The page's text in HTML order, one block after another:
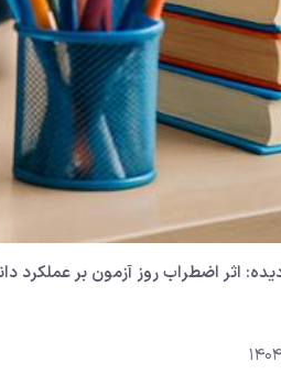
اثر اضطراب روز آزمون بر عملکرد